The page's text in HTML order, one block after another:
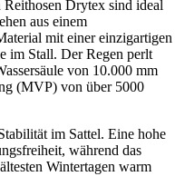
Drytex sind ideal
aus einem
mit einer einzigartigen
im Stall. Der Regen perlt
von 10.000 mm
(MVP) von über 5000
im Sattel. Eine hohe
während das
Wintertagen warm